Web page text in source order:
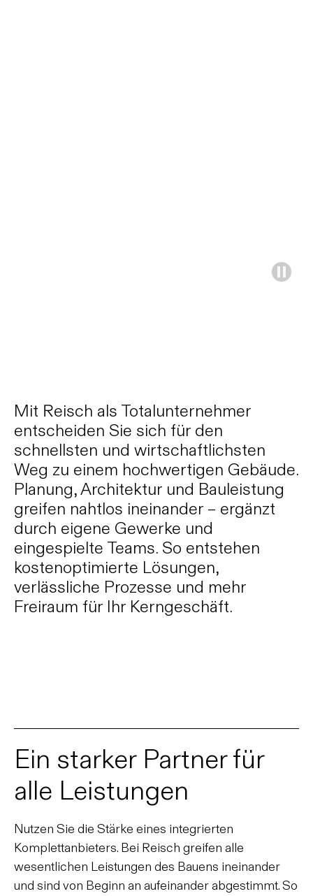
Mit Reisch als Totalunternehmer
entscheiden Sie sich für den
schnellsten und wirtschaftlichsten
Weg zu einem hochwertigen Gebäude.
Planung, Architektur und Bauleistung
greifen nahtlos ineinander – ergänzt
durch eigene Gewerke und
eingespielte Teams. So entstehen
kostenoptimierte Lösungen,
verlässliche Prozesse und mehr
Freiraum für Ihr Kerngeschäft.
Ein starker Partner für
alle Leistungen
Nutzen Sie die Stärke eines integrierten
Komplettanbieters. Bei Reisch greifen alle
wesentlichen Leistungen des Bauens ineinander
und sind von Beginn an aufeinander abgestimmt. So